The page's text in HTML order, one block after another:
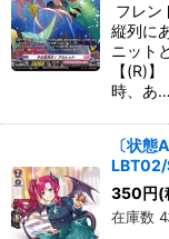
フレン
縦列に
ニット
【(R)
時、あ…
〔状
LBT02/
350円(
在庫数